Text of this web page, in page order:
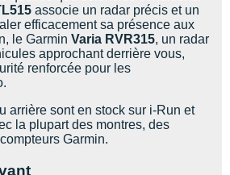
associe un radar précis et un
efficacement sa présence aux
le Garmin Varia RVR315, un radar
approchant derrière vous,
renforcée pour les
arrière sont en stock sur i-Run et
la plupart des montres, des
Garmin.